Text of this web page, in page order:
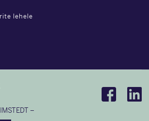
lehele
–